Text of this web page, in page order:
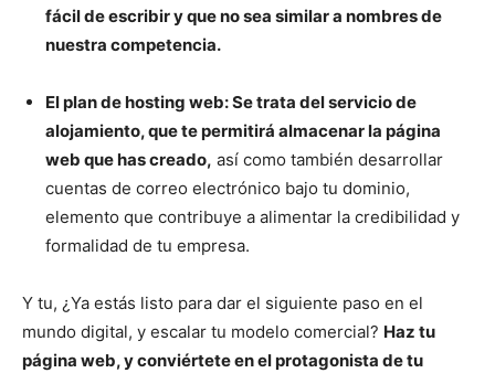
fácil de escribir y que no sea similar a nombres de
nuestra competencia.
El plan de hosting web: Se trata del servicio de
alojamiento, que te permitirá almacenar la página
web que has creado, así como también desarrollar
cuentas de correo electrónico bajo tu dominio,
elemento que contribuye a alimentar la credibilidad y
formalidad de tu empresa.
Y tu, ¿Ya estás listo para dar el siguiente paso en el
mundo digital, y escalar tu modelo comercial? Haz tu
página web, y conviértete en el protagonista de tu